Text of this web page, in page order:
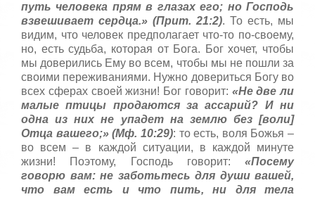
путь человека прям в глазах его; но Господь
взвешивает сердца.» (Прит. 21:2). То есть, мы
видим, что человек предполагает что-то по-своему,
но, есть судьба, которая от Бога. Бог хочет, чтобы
мы доверились Ему во всем, чтобы мы не пошли за
своими переживаниями. Нужно довериться Богу во
всех сферах своей жизни! Бог говорит: «Не две ли
малые птицы продаются за ассарий? И ни
одна из них не упадет на землю без [воли]
Отца вашего;» (Мф. 10:29): то есть, воля Божья –
во всем – в каждой ситуации, в каждой минуте
жизни! Поэтому, Господь говорит: «Посему
говорю вам: не заботьтесь для души вашей,
что вам есть и что пить, ни для тела